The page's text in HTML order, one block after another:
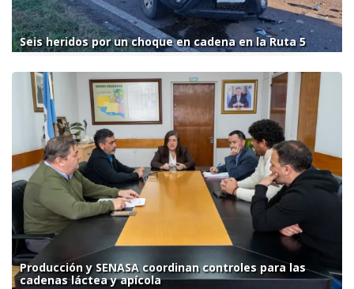
Seis heridos por un choque en cadena en la Ruta 5
Producción y SENASA coordinan controles para las
cadenas láctea y apícola